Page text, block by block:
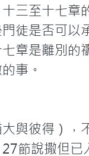
三至十七
徒是否可
章是離別
事。
與彼得）
節說撒但